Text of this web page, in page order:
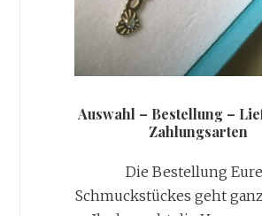
Auswahl – Bestellung –
Zahlungsarten
Die Bestellung
Schmuckstückes geht